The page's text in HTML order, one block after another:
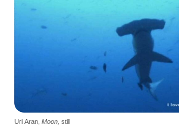
Uri Aran, Moon, still